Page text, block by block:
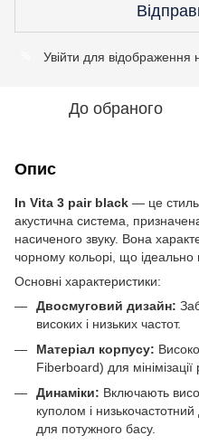
Увійти для відображення
До обраного
Опис
In Vita 3 pair black — це
акустична система,
насиченого звуку. Вона
чорному кольорі, що ідеально
Основні характеристики:
Двосмуговий дизайн:
високих і низьких частот.
Матеріал корпусу:
Fiberboard) для мінімізації
Динаміки: Включають
куполом і
для потужного басу.